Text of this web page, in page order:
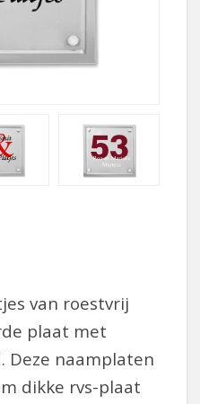
van roestvrij
plaat met
Deze naamplaten
dikke rvs-plaat